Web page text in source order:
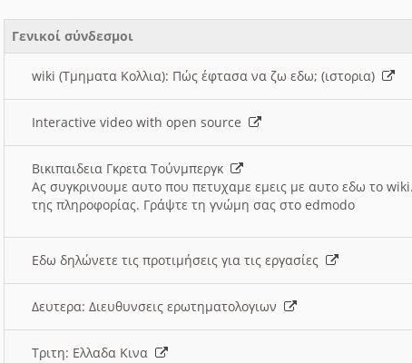
Γενικοί σύνδεσμοι
wiki (Τμηματα Κολλια): Πώς έφτασα να ζω εδω; (ιστορια)
Interactive video with open source
Βικιπαιδεια Γκρετα Τούνμπεργκ
Ας συγκρινουμε αυτο που πετυχαμε εμεις με αυτο εδω το
της πληροφορίας. Γράψτε τη γνώμη σας στο edmodo
Εδω δηλώνετε τις προτιμήσεις για τις εργασίες
Δευτερα: Διευθυνσεις ερωτηματολογιων
Τριτη: Ελλαδα Κινα